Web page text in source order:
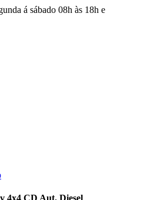
á sábado 08h às 18h e
4x4 CD Aut. Diesel